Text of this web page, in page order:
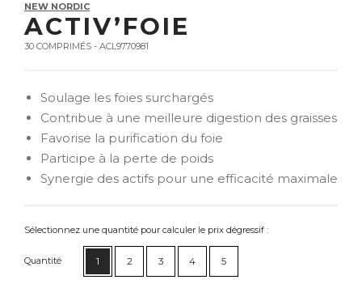
NEW NORDIC
ACTIV’FOIE
30 COMPRIMÉS - ACL9770981
Soulage les foies surchargés
Contribue à une meilleure digestion des graisses
Favorise la purification du foie
Participe à la perte de poids
Synergie des actifs pour une efficacité maximale
Sélectionnez une quantité pour calculer le prix dégressif :
Quantité 1 2 3 4 5